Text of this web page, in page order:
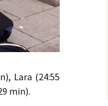
Lara (24:55
min).